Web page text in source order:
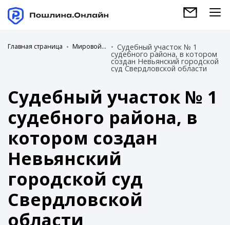
Главная страница Мировой суд Судебный участок № 1
судебного района, в котором
создан Невьянский городской
суд Свердловской области
Судебный участок № 1
судебного района, в
котором создан
Невьянский
городской суд
Свердловской
области